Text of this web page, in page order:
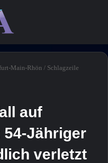
Main-Rhön / Schlagzeile
auf
54-Jähriger
verletzt